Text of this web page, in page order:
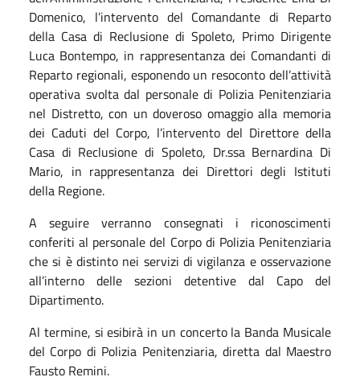
Domenico, l’intervento del Comandante di Reparto
della Casa di Reclusione di Spoleto, Primo Dirigente
Luca Bontempo, in rappresentanza dei Comandanti di
Reparto regionali, esponendo un resoconto dell’attività
operativa svolta dal personale di Polizia Penitenziaria
nel Distretto, con un doveroso omaggio alla memoria
dei Caduti del Corpo, l’intervento del Direttore della
Casa di Reclusione di Spoleto, Dr.ssa Bernardina Di
Mario, in rappresentanza dei Direttori degli Istituti
della Regione.
A seguire verranno consegnati i riconoscimenti
conferiti al personale del Corpo di Polizia Penitenziaria
che si è distinto nei servizi di vigilanza e osservazione
all’interno delle sezioni detentive dal Capo del
Dipartimento.
Al termine, si esibirà in un concerto la Banda Musicale
del Corpo di Polizia Penitenziaria, diretta dal Maestro
Fausto Remini.